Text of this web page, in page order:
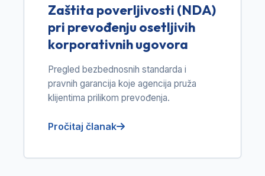
Zaštita poverljivosti (NDA)
pri prevođenju osetljivih
korporativnih ugovora
Pregled bezbednosnih standarda i
pravnih garancija koje agencija pruža
klijentima prilikom prevođenja.
Pročitaj članak